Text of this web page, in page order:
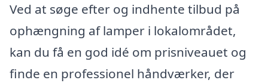
Ved at søge efter og indhente tilbud på
ophængning af lamper i lokalområdet,
kan du få en god idé om prisniveauet og
finde en professionel håndværker, der